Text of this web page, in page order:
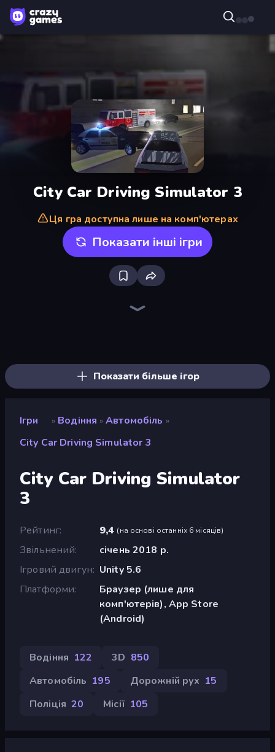
City Car Driving Simulator 3
Ця гра доступна лише на комп'ютерах
Показати інші ігри
Показати більше ігор
Ігри » Водіння » Автомобіль »
City Car Driving Simulator 3
City Car Driving Simulator
3
Рейтинг 9,4 (на основі останніх 6 місяців)
Звільнений
січень 2018 р.
Ігровий двигун Unity 5.6
Платформи
Браузер (лише для
комп'ютерів), App Store
(Android)
Водіння 122 3D 850
Автомобіль 195 Дорожній рух 15
Поліція 20 Місії 105